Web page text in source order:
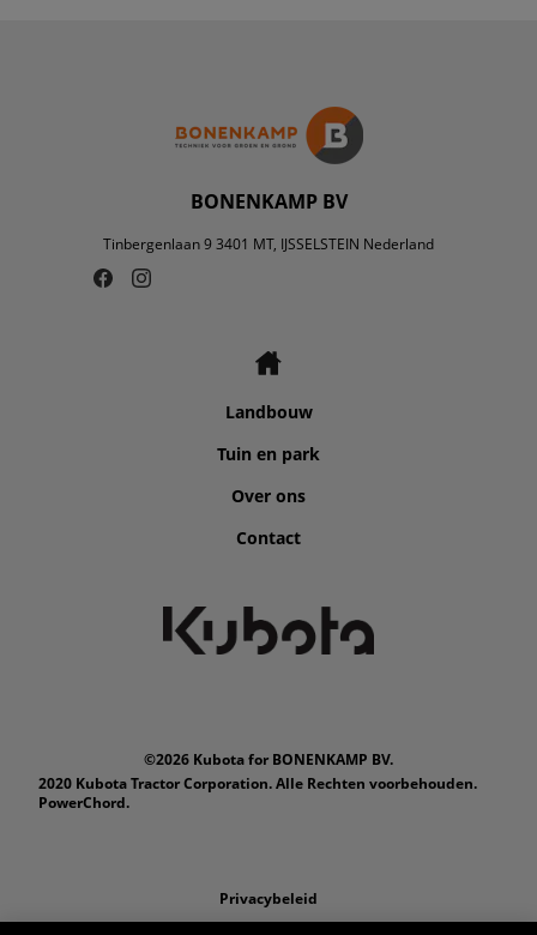
BONENKAMP BV
Tinbergenlaan 9 3401 MT, IJSSELSTEIN Nederland
Landbouw
Tuin en park
Over ons
Contact
©2026 Kubota for BONENKAMP BV.
2020 Kubota Tractor Corporation. Alle Rechten voorbehouden.
PowerChord.
Privacybeleid